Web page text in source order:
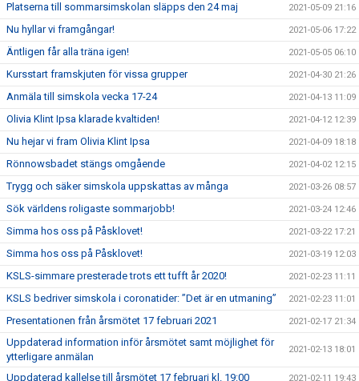
Platserna till sommarsimskolan släpps den 24 maj 2021-05-09 21:16
Nu hyllar vi framgångar! 2021-05-06 17:22
Äntligen får alla träna igen! 2021-05-05 06:10
Kursstart framskjuten för vissa grupper 2021-04-30 21:26
Anmäla till simskola vecka 17-24 2021-04-13 11:09
Olivia Klint Ipsa klarade kvaltiden! 2021-04-12 12:39
Nu hejar vi fram Olivia Klint Ipsa 2021-04-09 18:18
Rönnowsbadet stängs omgående 2021-04-02 12:15
Trygg och säker simskola uppskattas av många 2021-03-26 08:57
Sök världens roligaste sommarjobb! 2021-03-24 12:46
Simma hos oss på Påsklovet! 2021-03-22 17:21
Simma hos oss på Påsklovet! 2021-03-19 12:03
KSLS-simmare presterade trots ett tufft år 2020! 2021-02-23 11:11
KSLS bedriver simskola i coronatider: ”Det är en utmaning” 2021-02-23 11:01
Presentationen från årsmötet 17 februari 2021 2021-02-17 21:34
Uppdaterad information inför årsmötet samt möjlighet för
ytterligare anmälan
2021-02-13 18:01
Uppdaterad kallelse till årsmötet 17 februari kl. 19:00 2021-02-11 19:43